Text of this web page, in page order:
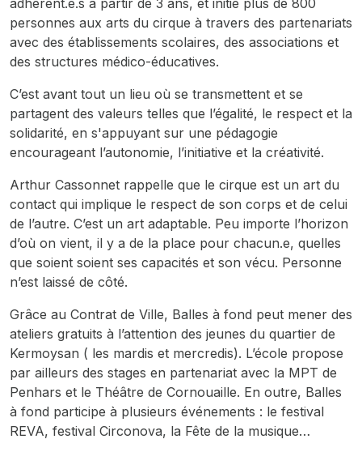
adhérent.e.s à partir de 3 ans, et initie plus de 800
personnes aux arts du cirque à travers des partenariats
avec des établissements scolaires, des associations et
des structures médico-éducatives.
C’est avant tout un lieu où se transmettent et se
partagent des valeurs telles que l’égalité, le respect et la
solidarité, en s'appuyant sur une pédagogie
encourageant l’autonomie, l’initiative et la créativité.
Arthur Cassonnet rappelle que le cirque est un art du
contact qui implique le respect de son corps et de celui
de l’autre. C’est un art adaptable. Peu importe l’horizon
d’où on vient, il y a de la place pour chacun.e, quelles
que soient soient ses capacités et son vécu. Personne
n’est laissé de côté.
Grâce au Contrat de Ville, Balles à fond peut mener des
ateliers gratuits à l’attention des jeunes du quartier de
Kermoysan ( les mardis et mercredis). L’école propose
par ailleurs des stages en partenariat avec la MPT de
Penhars et le Théâtre de Cornouaille. En outre, Balles
à fond participe à plusieurs événements : le festival
REVA, festival Circonova, la Fête de la musique…